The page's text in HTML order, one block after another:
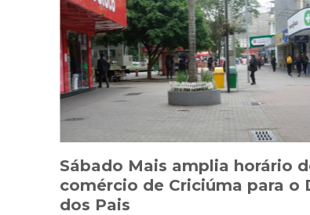
Sábado Mais amplia horário
comércio de Criciúma para o
dos Pais